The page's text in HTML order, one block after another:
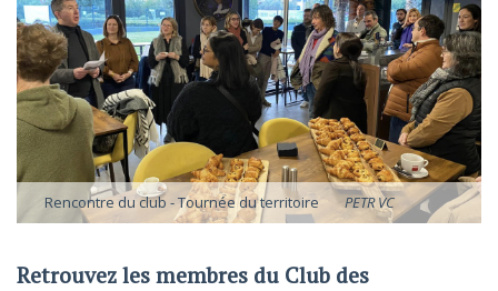
Rencontre du club - Tournée du territoire PETR VC
Retrouvez les membres du Club des